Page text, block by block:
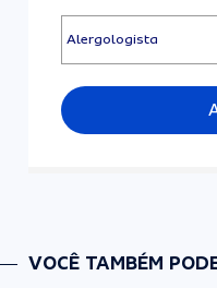
VOCÊ TAMBÉM